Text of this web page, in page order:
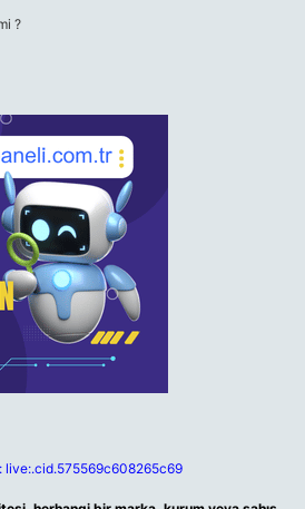
?
live:.cid.575569c608265c69